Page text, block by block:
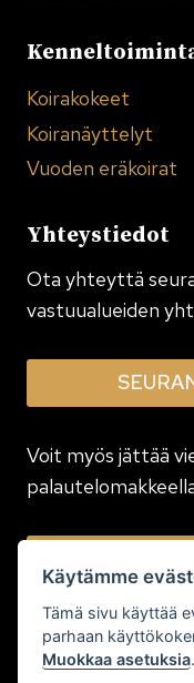
Koirakokeet
Koiranäyttelyt
Vuoden eräkoirat
Yhteystiedot
Ota yhteyttä
vastuualueiden
Voit myös jättää
Käytämme
Tämä sivu käyttää
parhaan
Muokkaa asetuksia